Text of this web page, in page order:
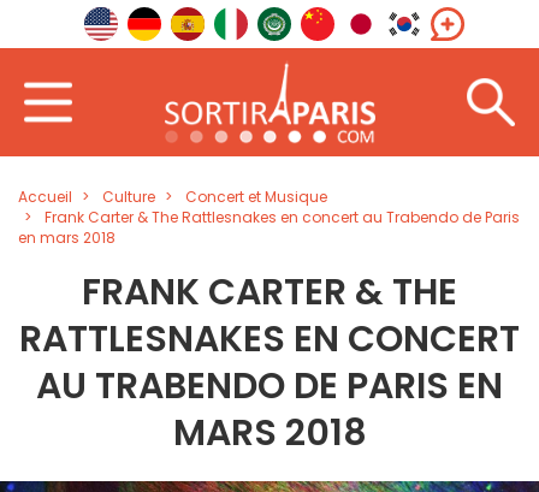
Accueil Culture
Concert et Musique
Frank Carter & The Rattlesnakes en concert au Trabendo de Paris
en mars 2018
FRANK CARTER & THE
RATTLESNAKES EN CONCERT
AU TRABENDO DE PARIS EN
MARS 2018